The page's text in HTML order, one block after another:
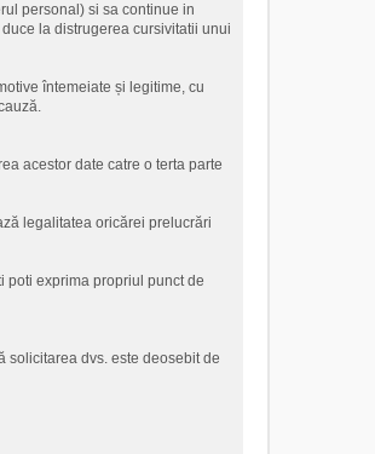
personal) si sa continue in
la distrugerea cursivitatii unui
întemeiate și legitime, cu
acestor date catre o terta parte
legalitatea oricărei prelucrări
poti exprima propriul punct de
solicitarea dvs. este deosebit de